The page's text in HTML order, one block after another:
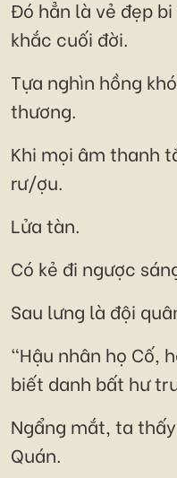
Đó hẳn là vẻ đẹp
khắc cuối đời.
Tựa nghìn hồng
thương.
Khi mọi âm thanh
rư/ợu.
Lửa tàn.
Có kẻ đi ngược
Sau lưng là đội
“Hậu nhân họ Cố,
biết danh bất hư
Ngẩng mắt, ta
Quán.